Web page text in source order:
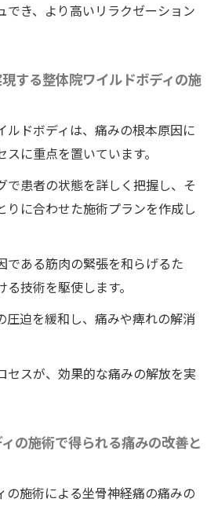
でき、より高いリラクゼーション
する整体院ワイルドボディの施
ルドボディは、痛みの根本原因に
に重点を置いています。
で患者の状態を詳しく把握し、そ
りに合わせた施術プランを作成し
である筋肉の緊張を和らげるた
技術を駆使します。
圧迫を緩和し、痛みや痺れの解消
セスが、効果的な痛みの解放を実
の施術で得られる痛みの改善と
の施術による坐骨神経痛の痛みの